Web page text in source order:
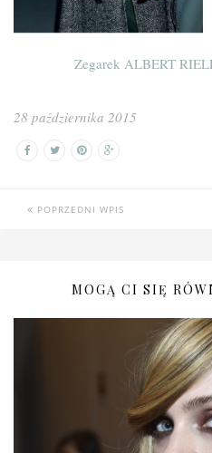
Zegarek ALBERT
28 października 2015
POPRZEDNI WPIS
MOGĄ CI SIĘ